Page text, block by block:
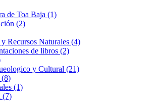
de Toa Baja (1)
(2)
Recursos Naturales (4)
de libros (2)
y Cultural (21)
(8)
(1)
(7)